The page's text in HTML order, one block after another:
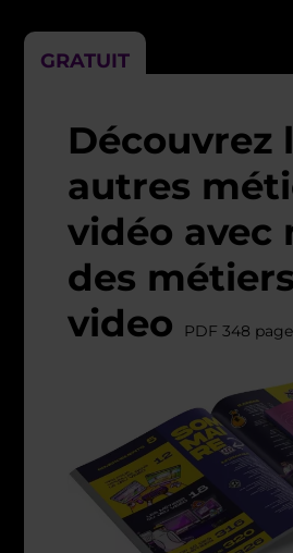
GRATUIT
Découvrez
autres
vidéo avec
des
video
PDF 348